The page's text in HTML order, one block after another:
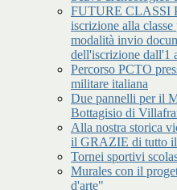
FUTURE CLASSI
iscrizione alla
modalità invio
dell'iscrizione dall'1
Percorso PCTO
militare italiana
Due pannelli per il
Bottagisio di
Alla nostra storica
il GRAZIE di tutto
Tornei sportivi
Murales con il
d'arte"